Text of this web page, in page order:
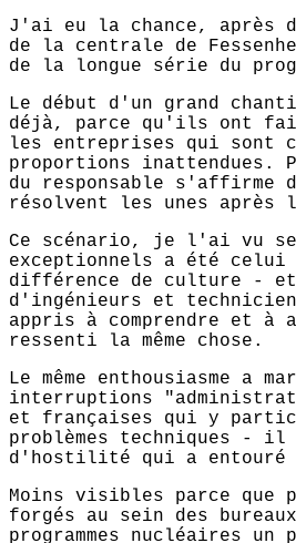
J'ai eu la chance, après
de la centrale de
de la longue série du
Le début d'un grand
déjà, parce qu'ils ont fait
les entreprises qui sont
proportions inattendues.
du responsable s'affirme
résolvent les unes après
Ce scénario, je l'ai vu se
exceptionnels a été
différence de culture - et
d'ingénieurs et
appris à comprendre et
ressenti la même chose.
Le même enthousiasme
interruptions
et françaises qui y
problèmes techniques -
d'hostilité qui a entouré
Moins visibles parce que
forgés au sein des
programmes nucléaires un